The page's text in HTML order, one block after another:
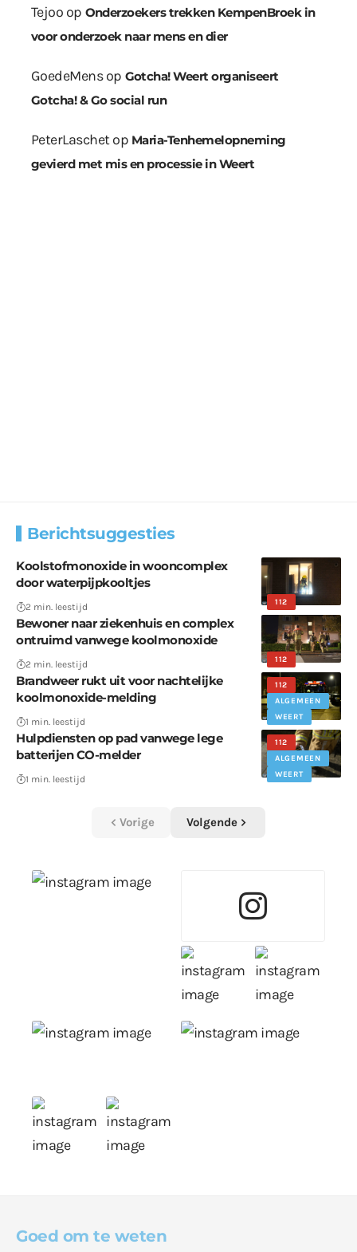
Tejoo op Onderzoekers trekken KempenBroek in
voor onderzoek naar mens en dier
GoedeMensop Gotcha! Weert organiseert
Gotcha! & Go social run
PeterLaschetop Maria-Tenhemelopneming
gevierd met mis en processie in Weert
Berichtsuggesties
112
Koolstofmonoxide in wooncomplex
door waterpijpkooltjes
2 min. leestijd
112
Bewoner naar ziekenhuis en complex
ontruimd vanwege koolmonoxide
2 min. leestijd
112
ALGEMEEN
WEERT
Brandweer rukt uit voor nachtelijke
koolmonoxide-melding
1 min. leestijd
112
ALGEMEEN
WEERT
Hulpdiensten op pad vanwege lege
batterijen CO-melder
1 min. leestijd
Vorige Volgende
Goed om te weten